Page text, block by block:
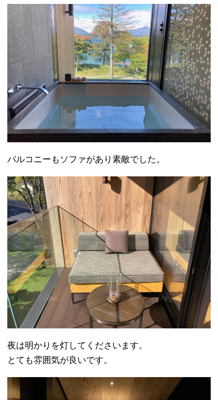
バルコニーもソファがあり素敵でした。
夜は明かりを灯してくださいます。
とても雰囲気が良いです。